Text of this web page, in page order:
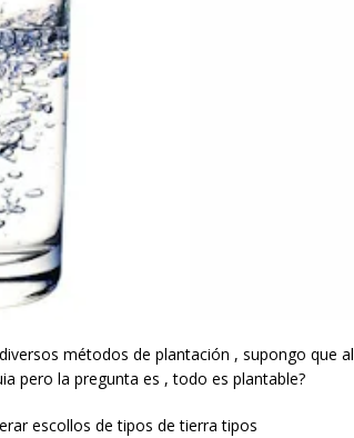
métodos de plantación , supongo que al
pero la pregunta es , todo es plantable?
escollos de tipos de tierra tipos